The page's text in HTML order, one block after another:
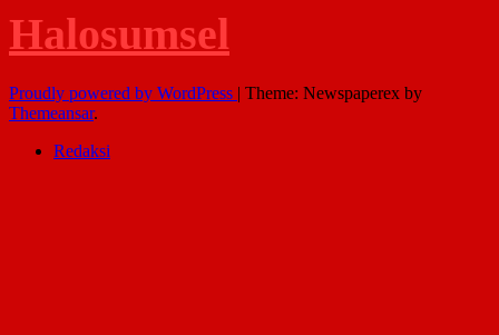
Halosumsel
Proudly powered by WordPress | Theme: Newspaperex by
Themeansar.
Redaksi